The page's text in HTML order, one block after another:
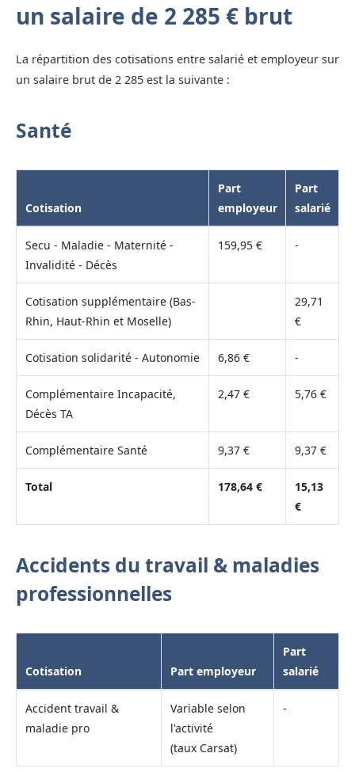
un salaire de 2 285 € brut
La répartition des cotisations entre salarié et employeur sur
un salaire brut de 2 285 est la suivante :
Santé
Cotisation
Part
employeur
Part
salarié
Secu - Maladie - Maternité -
Invalidité - Décès
159,95 € -
Cotisation supplémentaire (Bas-
Rhin, Haut-Rhin et Moselle)
29,71
€
Cotisation solidarité - Autonomie 6,86 € -
Complémentaire Incapacité,
Décès TA
2,47 € 5,76 €
Complémentaire Santé 9,37 € 9,37 €
Total 178,64 €
15,13
€
Accidents du travail & maladies
professionnelles
Cotisation Part employeur
Part
salarié
Accident travail &
maladie pro
Variable selon
l'activité
(taux Carsat)
-